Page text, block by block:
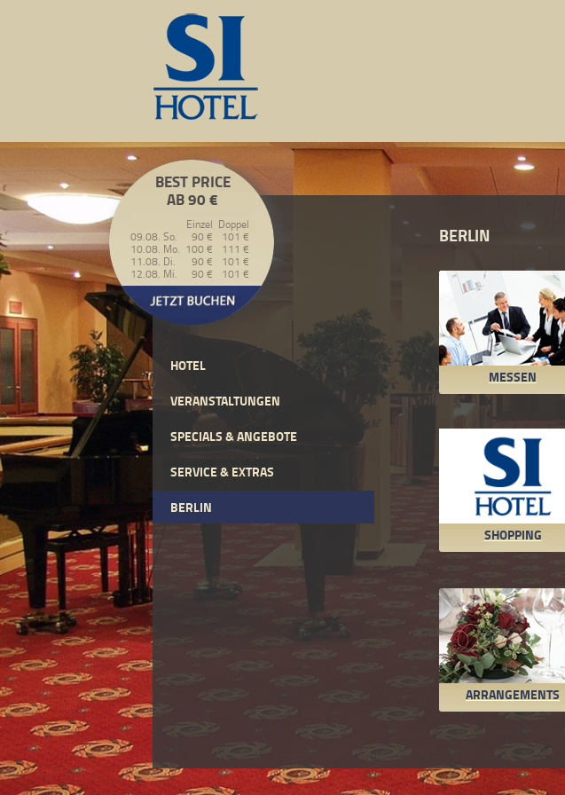
BEST PRICE
AB 90 €
Einzel Doppel
09.08. So.
90 €
101 €
10.08. Mo. 100 €
111 €
11.08. Di.
90 €
101 €
12.08. Mi.
90 € 101 €
HOTEL
VERANSTALTUNGEN
SPECIALS & ANGEBOTE
SERVICE & EXTRAS
BERLIN
BERLIN
MESSEN
SHOPPING
ARRANGEMENTS